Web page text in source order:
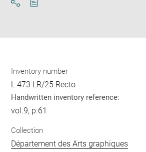
Inventory number
L 473 LR/25 Recto
Handwritten inventory reference:
vol.9, p.61
Collection
Département des Arts graphiques